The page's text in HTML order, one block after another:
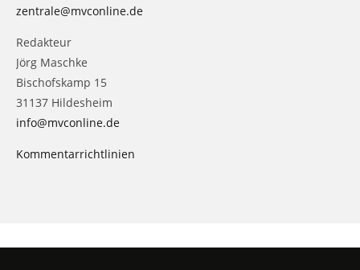
zentrale@mvconline.de
Redakteur
Jörg Maschke
Bischofskamp 15
31137 Hildesheim
info@mvconline.de
Kommentarrichtlinien